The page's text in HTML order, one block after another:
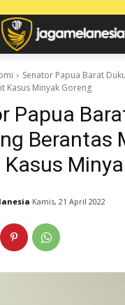
Senator Papua Barat
Kasus Minyak Goreng
Papua
Berantas
Kamis, 21 April 2022